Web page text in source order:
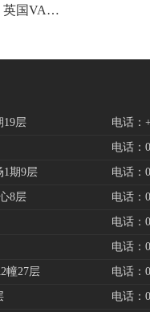
英国VA…
19层 电话：
电话：
1期9层 电话：
8层 电话：
电话：
电话：
幢27层 电话：
电话：